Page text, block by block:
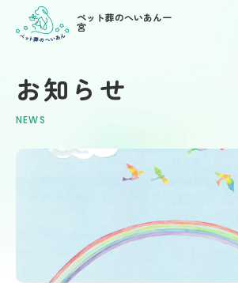
ペット葬のへいあん一
宮
お知らせ
NEWS